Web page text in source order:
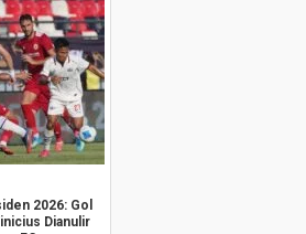
2026: Gol
Dianulir